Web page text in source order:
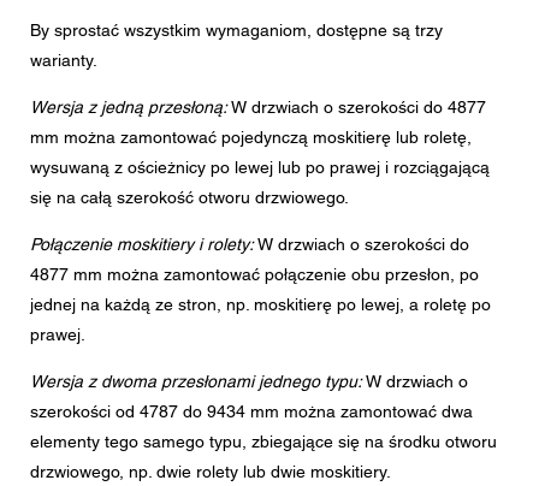
By sprostać wszystkim wymaganiom, dostępne są trzy
warianty.
Wersja z jedną przesłoną:W drzwiach o szerokości do 4877
mm można zamontować pojedynczą moskitierę lub roletę,
wysuwaną z ościeżnicy po lewej lub po prawej i rozciągającą
się na całą szerokość otworu drzwiowego.
Połączenie moskitiery i rolety:W drzwiach o szerokości do
4877 mm można zamontować połączenie obu przesłon, po
jednej na każdą ze stron, np. moskitierę po lewej, a roletę po
prawej.
Wersja z dwoma przesłonami jednego typu:W drzwiach o
szerokości od 4787 do 9434 mm można zamontować dwa
elementy tego samego typu, zbiegające się na środku otworu
drzwiowego, np. dwie rolety lub dwie moskitiery.